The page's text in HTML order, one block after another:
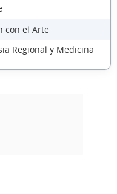
con el Arte
Regional y Medicina